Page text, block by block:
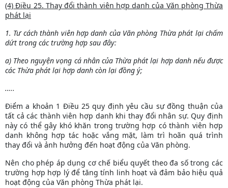
(4) Điều 25. Thay đổi thành viên hợp danh của Văn phòng Thừa
phát lại
1. Tư cách thành viên hợp danh của Văn phòng Thừa phát lại chấm
dứt trong các trường hợp sau đây:
a) Theo nguyện vọng cá nhân của Thừa phát lại hợp danh nếu được
các Thừa phát lại hợp danh còn lại đồng ý;
…..
Điểm a khoản 1 Điều 25quy định yêu cầu sự đồng thuận của
tất cả các thành viên hợp danh khi thay đổi nhân sự. Quy định
này có thể gây khó khăn trong trường hợp có thành viên hợp
danh không hợp tác hoặc vắng mặt, làm trì hoãn quá trình
thay đổi và ảnh hưởng đến hoạt động của Văn phòng.
Nên cho phép áp dụng cơ chế biểu quyết theo đa số trong các
trường hợp hợp lý để tăng tính linh hoạt và đảm bảo hiệu quả
hoạt động của Văn phòng Thừa phát lại.